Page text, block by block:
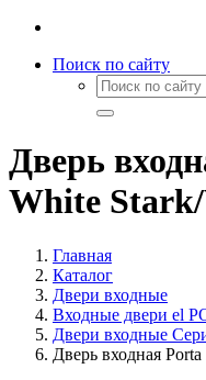
Поиск по сайту
Дверь
White
Главная
Каталог
Двери входные
Входные двери el
Двери входные
Дверь входная